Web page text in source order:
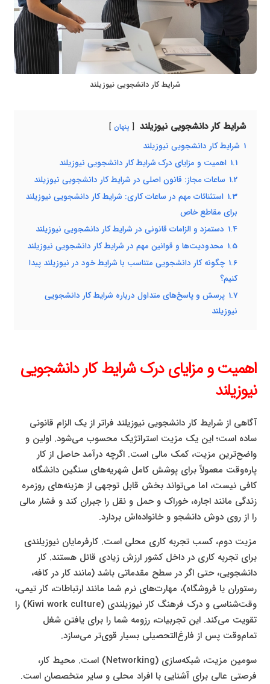
شرایط کار دانشجویی نیوزیلند
شرایط کار دانشجویی نیوزیلند پنهان
1 شرایط کار دانشجویی نیوزیلند
1.1 اهمیت و مزایای درک شرایط کار دانشجویی نیوزیلند
1.2 ساعات مجاز: قانون اصلی در شرایط کار دانشجویی نیوزیلند
1.3 استثنائات مهم در ساعات کاری: شرایط کار دانشجویی نیوزیلند
برای مقاطع خاص
1.4 دستمزد و الزامات قانونی در شرایط کار دانشجویی نیوزیلند
1.5 محدودیت‌ها و قوانین مهم در شرایط کار دانشجویی نیوزیلند
1.6 چگونه کار دانشجویی متناسب با شرایط خود در نیوزیلند پیدا
کنیم؟
1.7 پرسش و پاسخ‌های متداول درباره شرایط کار دانشجویی
نیوزیلند
اهمیت و مزایای درک شرایط کار دانشجویی
نیوزیلند
آگاهی از شرایط کار دانشجویی نیوزیلند فراتر از یک الزام قانونی
ساده است؛ این یک مزیت استراتژیک محسوب می‌شود. اولین و
واضح‌ترین مزیت، کمک مالی است. اگرچه درآمد حاصل از کار
پاره‌وقت معمولاً برای پوشش کامل شهریه‌های سنگین دانشگاه
کافی نیست، اما می‌تواند بخش قابل توجهی از هزینه‌های روزمره
زندگی مانند اجاره، خوراک و حمل و نقل را جبران کند و فشار مالی
را از روی دوش دانشجو و خانواده‌اش بردارد.
مزیت دوم، کسب تجربه کاری محلی است. کارفرمایان نیوزیلندی
برای تجربه کاری در داخل کشور ارزش زیادی قائل هستند. کار
دانشجویی، حتی اگر در سطح مقدماتی باشد (مانند کار در کافه،
رستوران یا فروشگاه)، مهارت‌های نرم شما مانند ارتباطات، کار تیمی،
وقت‌شناسی و درک فرهنگ کار نیوزیلندی (Kiwi work culture) را
تقویت می‌کند. این تجربیات، رزومه شما را برای یافتن شغل
تمام‌وقت پس از فارغ‌التحصیلی بسیار قوی‌تر می‌سازد.
سومین مزیت، شبکه‌سازی (Networking) است. محیط کار،
فرصتی عالی برای آشنایی با افراد محلی و سایر متخصصان است.